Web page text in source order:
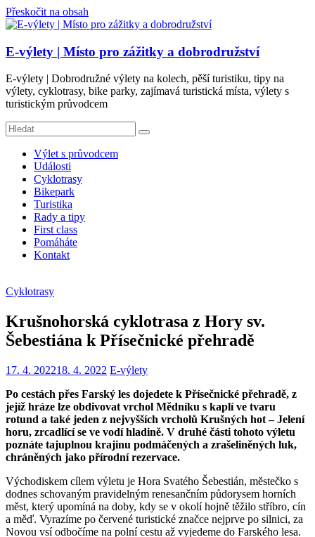
Přeskočit na obsah
E-výlety | Místo pro zážitky a dobrodružství
E-výlety | Dobrodružné výlety na kolech, pěší turistiku, tipy na
výlety, cyklotrasy, bike parky, zajímavá turistická místa, výlety s
turistickým průvodcem
Výlet s průvodcem
Události
Cyklotrasy
Bikepark
Turistika
Rady a tipy
First class
Pomáháte
Kontakt
Cyklotrasy
Krušnohorská cyklotrasa z Hory sv.
Šebestiána k Přísečnické přehradě
17. 4. 202218. 4. 2022 E-výlety
Po cestách přes Farský les dojedete k Přísečnické přehradě, z
jejíž hráze lze obdivovat vrchol Mědníku s kaplí ve tvaru
rotund a také jeden z nejvyšších vrcholů Krušných hot – Jelení
horu, zrcadlící se ve vodí hladině. V druhé části tohoto výletu
poznáte tajuplnou krajinu podmáčených a zrašeliněných luk,
chráněných jako přírodní rezervace.
Východiskem cílem výletu je Hora Svatého Šebestián, městečko s
dodnes schovaným pravidelným renesančním půdorysem horních
měst, který upomíná na doby, kdy se v okolí hojně těžilo stříbro, cín
a měď. Vyrazíme po červené turistické značce nejprve po silnici, za
Novou vsí odbočíme na polní cestu až vyjedeme do Farského lesa.